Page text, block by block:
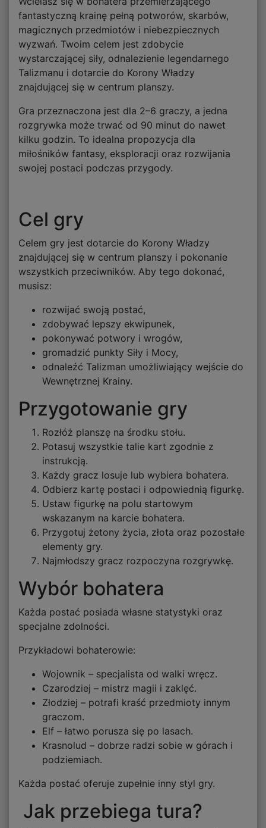
fantastyczną krainę pełną potworów, skarbów,
magicznych przedmiotów i niebezpiecznych
wyzwań. Twoim celem jest zdobycie
wystarczającej siły, odnalezienie legendarnego
Talizmanu i dotarcie do Korony Władzy
znajdującej się w centrum planszy.
Gra przeznaczona jest dla 2–6 graczy, a jedna
rozgrywka może trwać od 90 minut do nawet
kilku godzin. To idealna propozycja dla
miłośników fantasy, eksploracji oraz rozwijania
swojej postaci podczas przygody.
Cel gry
Celem gry jest dotarcie do Korony Władzy
znajdującej się w centrum planszy i pokonanie
wszystkich przeciwników. Aby tego dokonać,
musisz:
rozwijać swoją postać,
zdobywać lepszy ekwipunek,
pokonywać potwory i wrogów,
gromadzić punkty Siły i Mocy,
odnaleźć Talizman umożliwiający wejście do
Wewnętrznej Krainy.
Przygotowanie gry
Rozłóż planszę na środku stołu.
Potasuj wszystkie talie kart zgodnie z
instrukcją.
Każdy gracz losuje lub wybiera bohatera.
Odbierz kartę postaci i odpowiednią figurkę.
Ustaw figurkę na polu startowym
wskazanym na karcie bohatera.
Przygotuj żetony życia, złota oraz pozostałe
elementy gry.
Najmłodszy gracz rozpoczyna rozgrywkę.
Wybór bohatera
Każda postać posiada własne statystyki oraz
specjalne zdolności.
Przykładowi bohaterowie:
Wojownik – specjalista od walki wręcz.
Czarodziej – mistrz magii i zaklęć.
Złodziej – potrafi kraść przedmioty innym
graczom.
Elf – łatwo porusza się po lasach.
Krasnolud – dobrze radzi sobie w górach i
podziemiach.
Każda postać oferuje zupełnie inny styl gry.
Jak przebiega tura?